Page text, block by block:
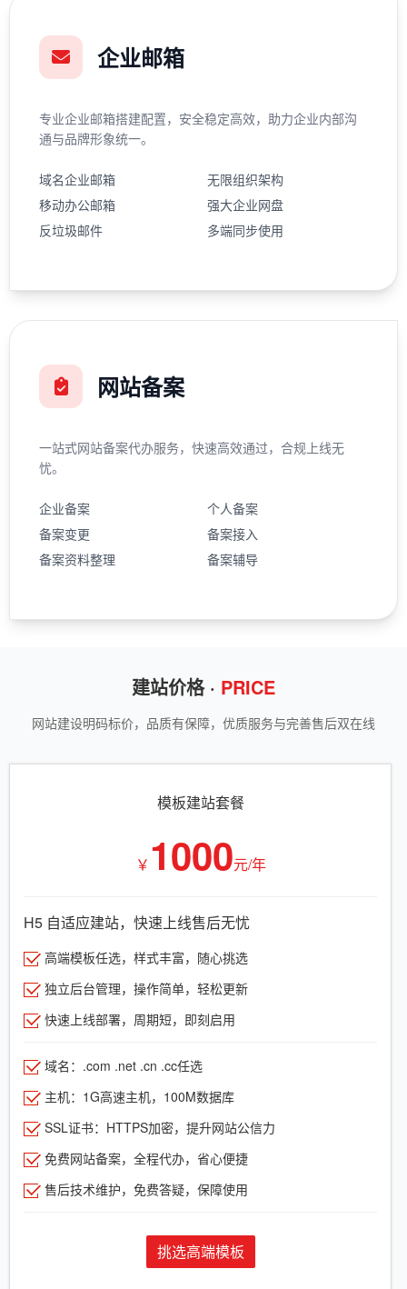
企业邮箱
专业企业邮箱搭建配置，安全稳定高效，助力企业内部沟
通与品牌形象统一。
域名企业邮箱
无限组织架构
移动办公邮箱
强大企业网盘
反垃圾邮件
多端同步使用
网站备案
一站式网站备案代办服务，快速高效通过，合规上线无
忧。
企业备案
个人备案
备案变更
备案接入
备案资料整理
备案辅导
建站价格 · PRICE
网站建设明码标价，品质有保障，优质服务与完善售后双在线
模板建站套餐
￥ 1000元/年
H5 自适应建站，快速上线售后无忧
高端模板任选，样式丰富，随心挑选
独立后台管理，操作简单，轻松更新
快速上线部署，周期短，即刻启用
域名：.com .net .cn .cc任选
主机：1G高速主机，100M数据库
SSL证书：HTTPS加密，提升网站公信力
免费网站备案，全程代办，省心便捷
售后技术维护，免费答疑，保障使用
挑选高端模板